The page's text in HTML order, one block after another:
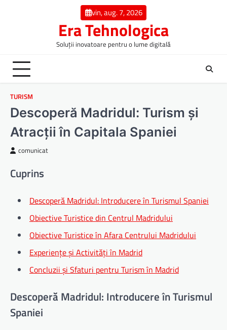
vin, aug. 7, 2026
Era Tehnologica
Soluții inovatoare pentru o lume digitală
TURISM
Descoperă Madridul: Turism și
Atracții în Capitala Spaniei
comunicat
Cuprins
Descoperă Madridul: Introducere în Turismul Spaniei
Obiective Turistice din Centrul Madridului
Obiective Turistice în Afara Centrului Madridului
Experiențe și Activități în Madrid
Concluzii și Sfaturi pentru Turism în Madrid
Descoperă Madridul: Introducere în Turismul
Spaniei